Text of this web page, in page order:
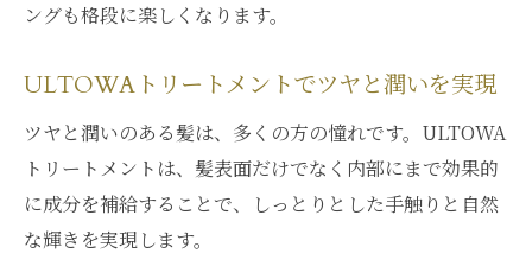
ングも格段に楽しくなります。
ULTOWAトリートメントでツヤと潤いを実現
ツヤと潤いのある髪は、多くの方の憧れです。ULTOWA
トリートメントは、髪表面だけでなく内部にまで効果的
に成分を補給することで、しっとりとした手触りと自然
な輝きを実現します。